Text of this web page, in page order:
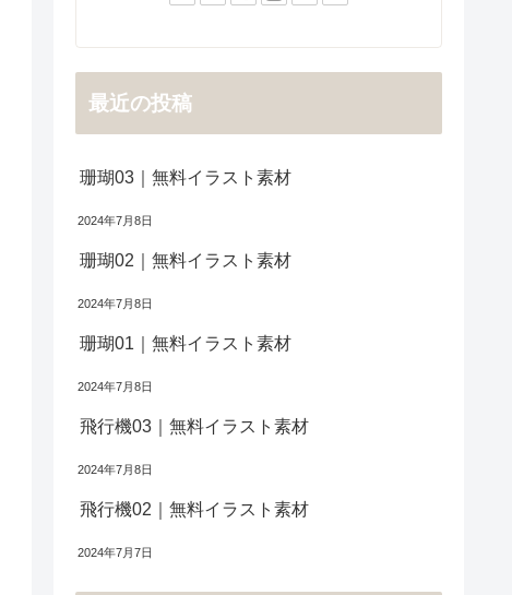
最近の投稿
珊瑚03｜無料イラスト素材
2024年7月8日
珊瑚02｜無料イラスト素材
2024年7月8日
珊瑚01｜無料イラスト素材
2024年7月8日
飛行機03｜無料イラスト素材
2024年7月8日
飛行機02｜無料イラスト素材
2024年7月7日